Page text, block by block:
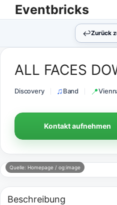
Zum
Inhalt
Eventbricks
↩︎Zurück
ALL FACES
Discovery Band
Kontakt aufnehmen
Quelle: Homepage / og:image
Beschreibung